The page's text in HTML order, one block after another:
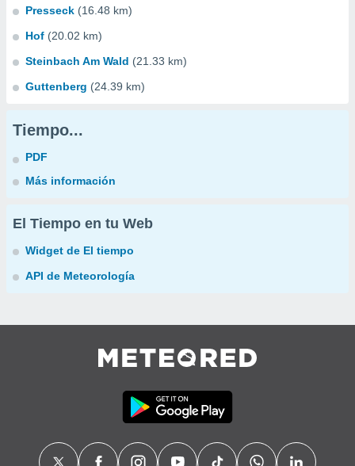
Presseck (16.48 km)
Hof (20.02 km)
Steinbach Am Wald (21.33 km)
Guttenberg (24.39 km)
Tiempo...
PDF
Más información
El Tiempo en tu Web
Widget de El tiempo
API de Meteorología